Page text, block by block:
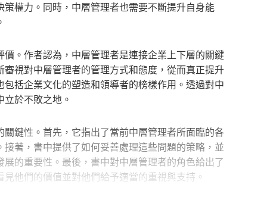
權力。同時，中層管理者也需要不斷提升自身能
。作者認為，中層管理者是連接企業上下層的關鍵
視對中層管理者的管理方式和態度，從而真正提升
括企業文化的塑造和領導者的榜樣作用。透過對中
於不敗之地。
鍵性。首先，它指出了當前中層管理者所面臨的各
著，書中提供了如何妥善處理這些問題的策略，並
的重要性。最後，書中對中層管理者的角色給出了
他們的價值並對他們給予適當的重視與支持。